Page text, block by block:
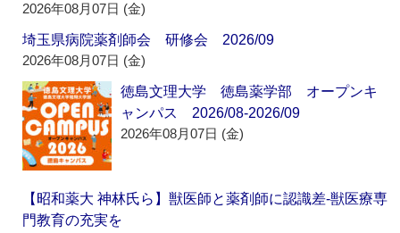
2026年08月07日 (金)
埼玉県病院薬剤師会 研修会 2026/09
2026年08月07日 (金)
徳島文理大学 徳島薬学部 オープンキ
ャンパス 2026/08-2026/09
2026年08月07日 (金)
【昭和薬大 神林氏ら】獣医師と薬剤師に認識差‐獣医療専
門教育の充実を